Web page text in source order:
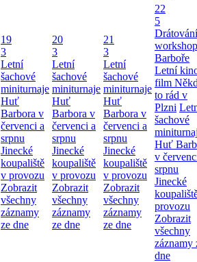
19
3
Letní
šachové
miniturnaje
Huť
Barbora v
červenci a
srpnu
Jinecké
koupaliště
v provozu
Zobrazit
všechny
záznamy
ze dne
20
3
Letní
šachové
miniturnaje
Huť
Barbora v
červenci a
srpnu
Jinecké
koupaliště
v provozu
Zobrazit
všechny
záznamy
ze dne
21
3
Letní
šachové
miniturnaje
Huť
Barbora v
červenci a
srpnu
Jinecké
koupaliště
v provozu
Zobrazit
všechny
záznamy
ze dne
22
5
Barboře
Letní
film
to rád v
Plzni
šachové
Huť
v
srpnu
Jinecké
provozu
Zobrazit
všechny
záznamy
dne